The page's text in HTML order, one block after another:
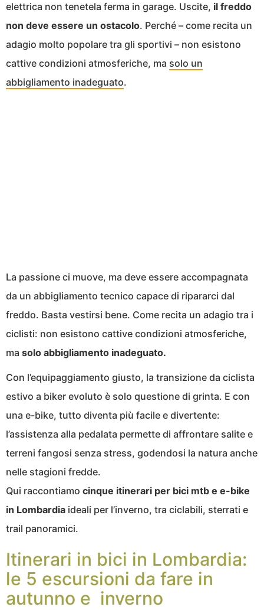
elettrica non tenetela ferma in garage. Uscite, il freddo
non deve essere un ostacolo. Perché – come recita un
adagio molto popolare tra gli sportivi – non esistono
cattive condizioni atmosferiche, ma solo un
abbigliamento inadeguato.
La passione ci muove, ma deve essere accompagnata
da un abbigliamento tecnico capace di ripararci dal
freddo. Basta vestirsi bene. Come recita un adagio tra i
ciclisti: non esistono cattive condizioni atmosferiche,
ma solo abbigliamento inadeguato.
Con l’equipaggiamento giusto, la transizione da ciclista
estivo a biker evoluto è solo questione di grinta. E con
una e-bike, tutto diventa più facile e divertente:
l’assistenza alla pedalata permette di affrontare salite e
terreni fangosi senza stress, godendosi la natura anche
nelle stagioni fredde.
Qui raccontiamo cinque itinerari per bici mtb e e-bike
in Lombardia ideali per l’inverno, tra ciclabili, sterrati e
trail panoramici.
Itinerari in bici in Lombardia:
le 5 escursioni da fare in
autunno e inverno